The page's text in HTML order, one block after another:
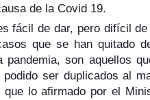
de la Covid 19.
fácil de dar, pero difícil
que se han quitado
pandemia, son aquellos
ser duplicados al
que lo afirmado por el